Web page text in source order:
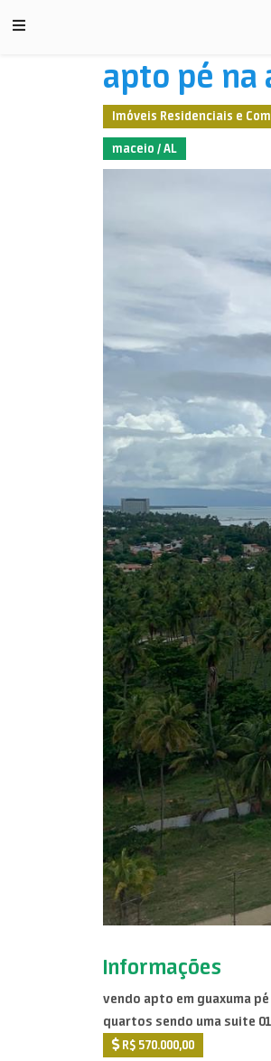
apto pé na
Imóveis Residenciais e
maceio / AL
Informações
vendo apto em guaxuma
quartos sendo uma suite
R$ 570.000,00